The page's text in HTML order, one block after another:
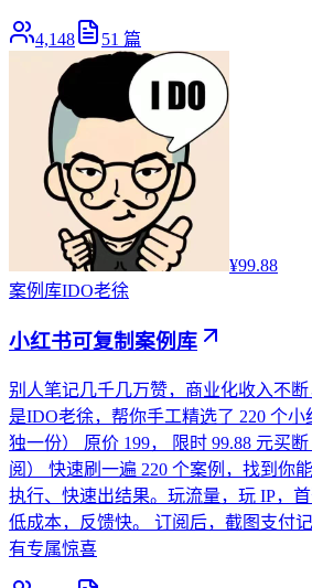
4,148 51 篇
¥99.88
案例库IDO老徐
小红书可复制案例库
别人笔记几千几万赞，商业化收入不
是IDO老徐，帮你手工精选了 220 个小
独一份） 原价 199， 限时 99.88 元买
阅） 快速刷一遍 220 个案例，找到你
执行、快速出结果。玩流量，玩 IP，首
低成本，反馈快。 订阅后，截图支付
有专属惊喜